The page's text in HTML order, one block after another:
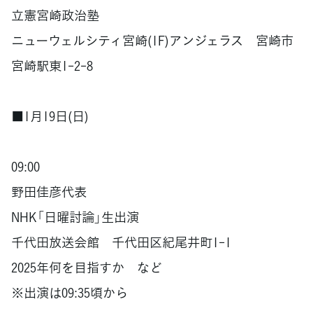
立憲宮崎政治塾
ニューウェルシティ宮崎(1F)アンジェラス 宮崎市
宮崎駅東1-2-8
■1月19日(日)
09:00
野田佳彦代表
NHK「日曜討論」生出演
千代田放送会館 千代田区紀尾井町1-1
2025年何を目指すか など
※出演は09:35頃から